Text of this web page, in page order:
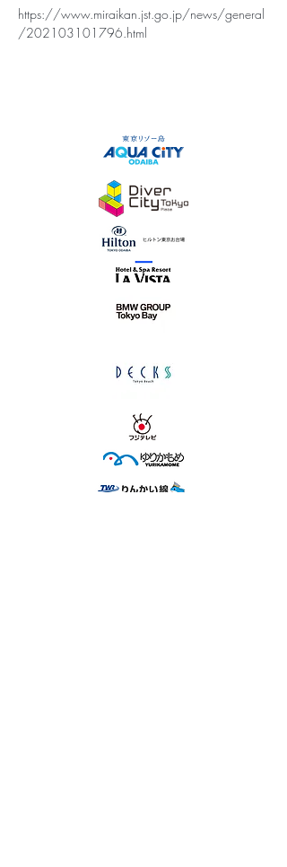
https://www.miraikan.jst.go.jp/news/general
/202103101796.html